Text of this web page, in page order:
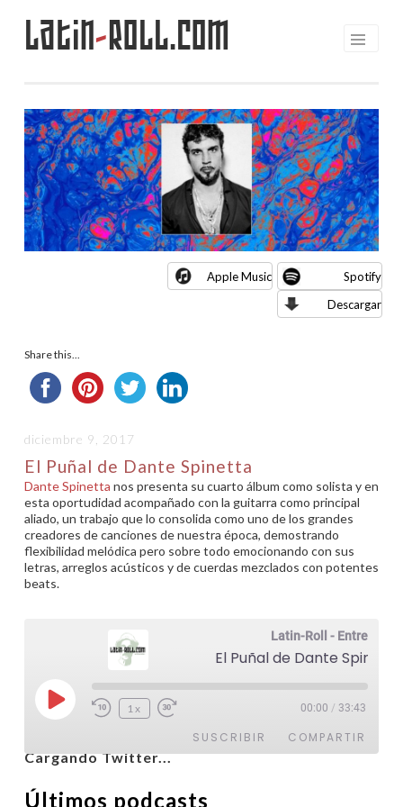
Saltar
Latin-Roll.com
Apple Music
Spotify
Descargar
Share this...
diciembre 9, 2017
El Puñal de Dante Spinetta
Dante Spinetta nos presenta su cuarto álbum como solista y en
esta oportudidad acompañado con la guitarra como principal
aliado, un trabajo que lo consolida como uno de los grandes
creadores de canciones de nuestra época, demostrando
flexibilidad melódica pero sobre todo emocionando con sus
letras, arreglos acústicos y de cuerdas mezclados con potentes
beats.
Latin-Roll - Entrevistas
El Puñal de Dante Spinetta
Reproducir
episodio
1x 00:00 / 33:43
SUSCRIBIR COMPARTIR
COMPARTIR
@latinroll
Cargando Twitter...
Últimos podcasts